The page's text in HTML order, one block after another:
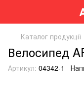
Каталог продукції
Велосипед
Артикул: 04342-1